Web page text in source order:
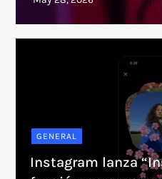
GENERAL
Instagram lanza